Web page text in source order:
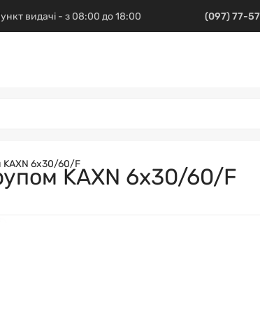
видачі - з 08:00 до 18:00 (097) 77-
KAXN 6х30/60/FKAXN 6х30/60/F